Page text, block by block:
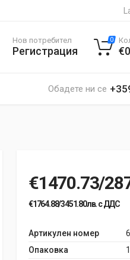
Обадете ни се
Нов потребител
Регистрация
0
€1470.73/
€1764.88/3451.80лв. с ДДС
Артикулен номер
Опаковка